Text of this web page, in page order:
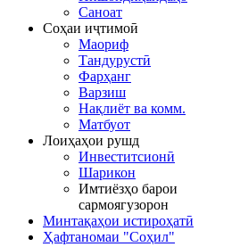
Саноат
Соҳаи иҷтимоӣ
Маориф
Тандурустӣ
Фарҳанг
Варзиш
Нақлиёт ва комм.
Матбуот
Лоиҳаҳои рушд
Инвеститсионӣ
Шарикон
Имтиёзҳо барои
сармоягузорон
Минтақаҳои истироҳатӣ
Ҳафтаномаи "Соҳил"